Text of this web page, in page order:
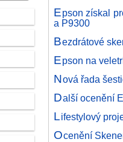
Epson získal
a P9300
Bezdrátové
Epson na
Nová řada
Další ocenění
Lifestylový
Ocenění